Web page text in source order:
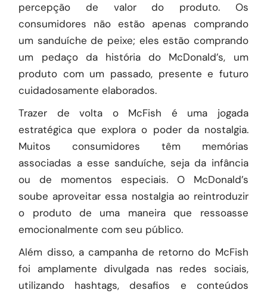
percepção de valor do produto. Os
consumidores não estão apenas comprando
um sanduíche de peixe; eles estão comprando
um pedaço da história do McDonald’s, um
produto com um passado, presente e futuro
cuidadosamente elaborados.
Trazer de volta o McFish é uma jogada
estratégica que explora o poder da nostalgia.
Muitos consumidores têm memórias
associadas a esse sanduíche, seja da infância
ou de momentos especiais. O McDonald’s
soube aproveitar essa nostalgia ao reintroduzir
o produto de uma maneira que ressoasse
emocionalmente com seu público.
Além disso, a campanha de retorno do McFish
foi amplamente divulgada nas redes sociais,
utilizando hashtags, desafios e conteúdos